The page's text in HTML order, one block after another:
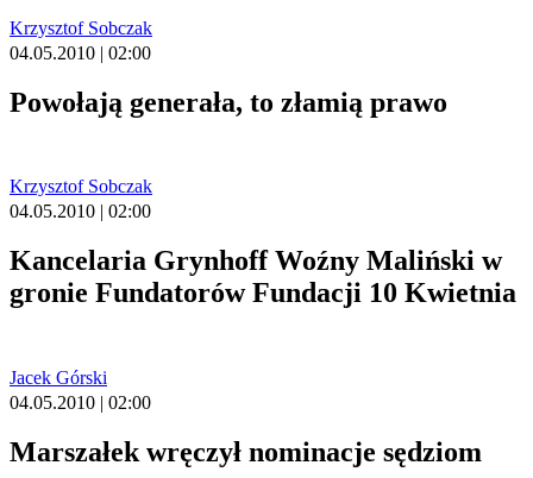
Krzysztof Sobczak
04.05.2010 | 02:00
Powołają generała, to złamią prawo
Krzysztof Sobczak
04.05.2010 | 02:00
Kancelaria Grynhoff Woźny Maliński w
gronie Fundatorów Fundacji 10 Kwietnia
Jacek Górski
04.05.2010 | 02:00
Marszałek wręczył nominacje sędziom